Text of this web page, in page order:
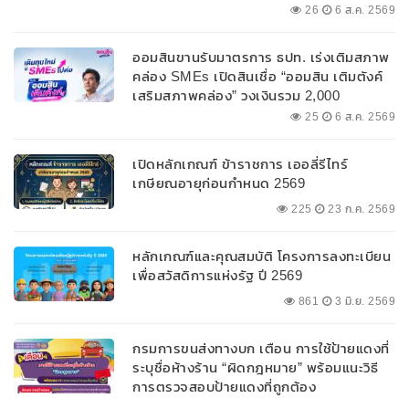
26 6 ส.ค. 2569
ออมสินขานรับมาตรการ ธปท. เร่งเติมสภาพ
คล่อง SMEs เปิดสินเชื่อ “ออมสิน เติมตังค์
เสริมสภาพคล่อง” วงเงินรวม 2,000
ลบ.สนับสนุนเงินทุนหมุนเวียนวงเงินกู้สูงสุด
25 6 ส.ค. 2569
เปิดหลักเกณฑ์ ข้าราชการ เออลี่รีไทร์
เกษียณอายุก่อนกำหนด 2569
225 23 ก.ค. 2569
หลักเกณฑ์และคุณสมบัติ โครงการลงทะเบียน
เพื่อสวัสดิการแห่งรัฐ ปี 2569
861 3 มิ.ย. 2569
กรมการขนส่งทางบก เตือน การใช้ป้ายแดงที่
ระบุชื่อห้างร้าน “ผิดกฎหมาย” พร้อมแนะวิธี
การตรวจสอบป้ายแดงที่ถูกต้อง